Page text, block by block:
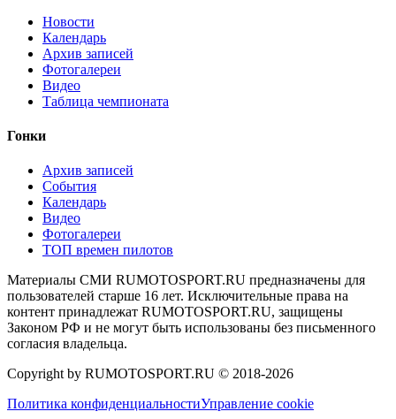
Новости
Календарь
Архив записей
Фотогалереи
Видео
Таблица чемпионата
Гонки
Архив записей
События
Календарь
Видео
Фотогалереи
ТОП времен пилотов
Материалы СМИ RUMOTOSPORT.RU предназначены для
пользователей старше 16 лет. Исключительные права на
контент принадлежат RUMOTOSPORT.RU, защищены
Законом РФ и не могут быть использованы без письменного
согласия владельца.
Copyright by RUMOTOSPORT.RU © 2018-2026
Политика конфиденциальностиУправление cookie